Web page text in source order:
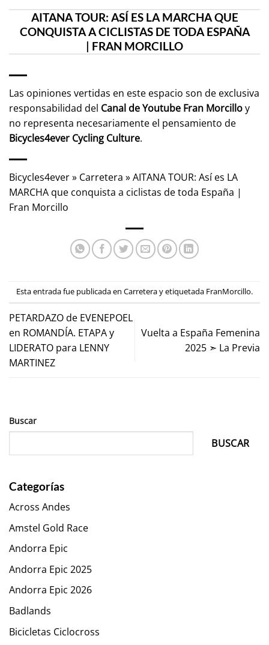
AITANA TOUR: ASÍ ES LA MARCHA QUE
CONQUISTA A CICLISTAS DE TODA ESPAÑA
| FRAN MORCILLO
Las opiniones vertidas en este espacio son de exclusiva
responsabilidad del Canal de Youtube Fran Morcilloy
no representa necesariamente el pensamiento de
Bicycles4ever Cycling Culture.
Bicycles4ever» Carretera »AITANA TOUR: Así es LA
MARCHA que conquista a ciclistas de toda España |
Fran Morcillo
Esta entrada fue publicada en Carreteray etiquetada FranMorcillo.
PETARDAZO de EVENEPOEL
en ROMANDÍA. ETAPA y
LIDERATO para LENNY
MARTINEZ
Vuelta a España Femenina
2025 ➣ La Previa
Buscar
BUSCAR
Categorías
Across Andes
Amstel Gold Race
Andorra Epic
Andorra Epic 2025
Andorra Epic 2026
Badlands
Bicicletas Ciclocross